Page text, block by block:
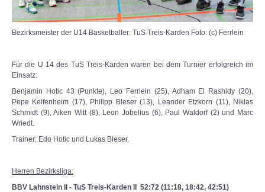
Bezirksmeister der U14 Basketballer: TuS Treis-Karden Foto: (c) Ferrlein
Für die U 14 des TuS Treis-Karden waren bei dem Turnier erfolgreich im
Einsatz:
Benjamin Hotic 43 (Punkte), Leo Ferrlein (25), Adham El Rashidy (20),
Pepe Keifenheim (17), Philipp Bleser (13), Leander Etzkorn (11), Niklas
Schmidt (9), Aiken Witt (8), Leon Jobelius (6), Paul Waldorf (2) und Marc
Wriedt.
Trainer: Edo Hotic und Lukas Bleser.
Herren Bezirksliga:
BBV Lahnstein II - TuS Treis-Karden II 52:72 (11:18, 18:42, 42:51)